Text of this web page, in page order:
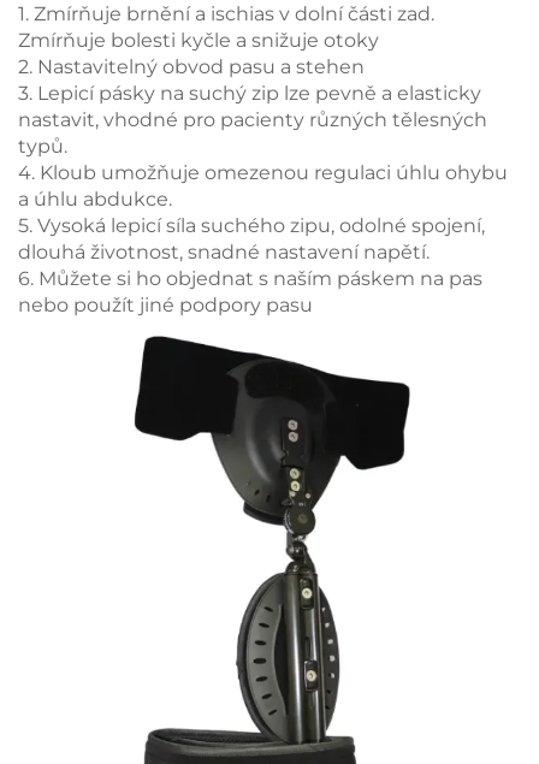
1. Zmírňuje brnění a ischias v dolní části zad.
Zmírňuje bolesti kyčle a snižuje otoky
2. Nastavitelný obvod pasu a stehen
3. Lepicí pásky na suchý zip lze pevně a elasticky
nastavit, vhodné pro pacienty různých tělesných
typů.
4. Kloub umožňuje omezenou regulaci úhlu ohybu
a úhlu abdukce.
5. Vysoká lepicí síla suchého zipu, odolné spojení,
dlouhá životnost, snadné nastavení napětí.
6. Můžete si ho objednat s naším páskem na pas
nebo použít jiné podpory pasu